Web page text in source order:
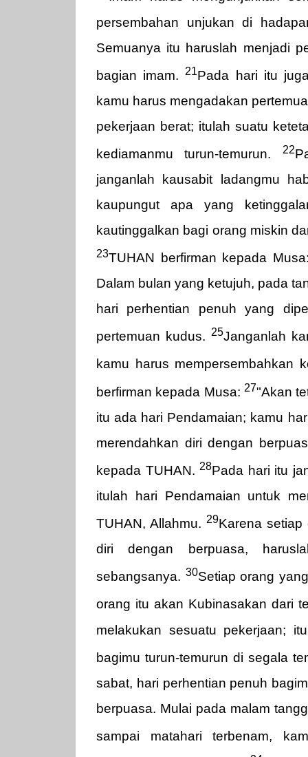
persembahan unjukan di
Semuanya itu haruslah menjadi
bagian imam.21Pada hari itu
kamu harus mengadakan
pekerjaan berat; itulah suatu
kediamanmu turun-temurun.
22
janganlah kausabit ladangmu
kaupungut apa yang
kautinggalkan bagi orang miskin
23TUHAN berfirman kepada
Dalam bulan yang ketujuh, pada
hari perhentian penuh yang
pertemuan kudus.25Janganlah
kamu harus mempersembahkan
berfirman kepada Musa: 27"Akan
itu ada hari Pendamaian; kamu
merendahkan diri dengan
kepada TUHAN.28Pada hari itu
itulah hari Pendamaian untuk
TUHAN, Allahmu.29Karena
diri dengan berpuasa,
sebangsanya. 30Setiap orang
orang itu akan Kubinasakan dari
melakukan sesuatu pekerjaan;
bagimu turun-temurun di segala
sabat, hari perhentian penuh
berpuasa. Mulai pada malam
sampai matahari terbenam,